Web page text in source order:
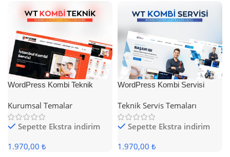
WordPress Kombi Teknik
Kurumsal Temalar
Sepette Ekstra indirim
1.970,00 ₺
WordPress Kombi Servisi
Teknik Servis Temaları
Sepette Ekstra indirim
1.970,00 ₺